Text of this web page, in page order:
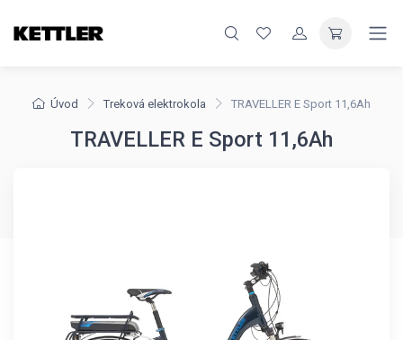
Úvod Treková elektrokola TRAVELLER E Sport 11,6Ah
TRAVELLER E Sport 11,6Ah